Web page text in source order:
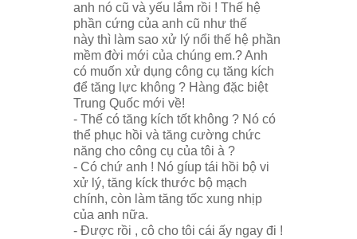
anh nó cũ và yếu lắm rồi ! Thế hệ
phần cứng của anh cũ như thế
này thì làm sao xử lý nổi thế hệ phần
mềm đời mới của chúng em.? Anh
có muốn xử dụng công cụ tăng kích
để tăng lực không ? Hàng đặc biệt
Trung Quốc mới về!
- Thế có tăng kích tốt không ? Nó có
thể phục hồi và tăng cường chức
năng cho công cụ của tôi à ?
- Có chứ anh ! Nó gíup tái hồi bộ vi
xử lý, tăng kíck thước bộ mạch
chính, còn làm tăng tốc xung nhịp
của anh nữa.
- Được rồi , cô cho tôi cái ấy ngay đi !